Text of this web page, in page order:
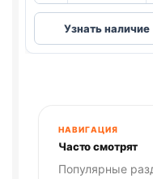
лак.
Узнать наличие
НАВИГАЦИЯ
Часто смотрят
Популярные